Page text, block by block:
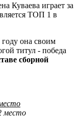
Куваева играет за
ТОП 1 в
году она своим
титул - победа
сборной
место